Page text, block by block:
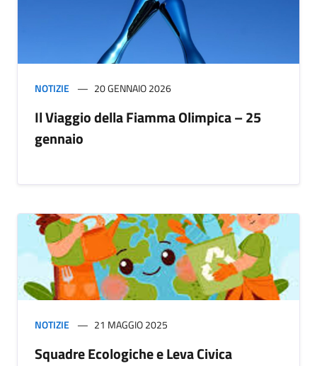
NOTIZIE 20 GENNAIO 2026
Il Viaggio della Fiamma Olimpica – 25
gennaio
NOTIZIE 21 MAGGIO 2025
Squadre Ecologiche e Leva Civica